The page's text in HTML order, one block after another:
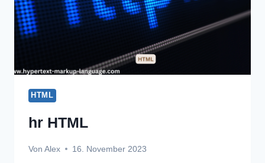
HTML
hr HTML
Von Alex 16. November 2023